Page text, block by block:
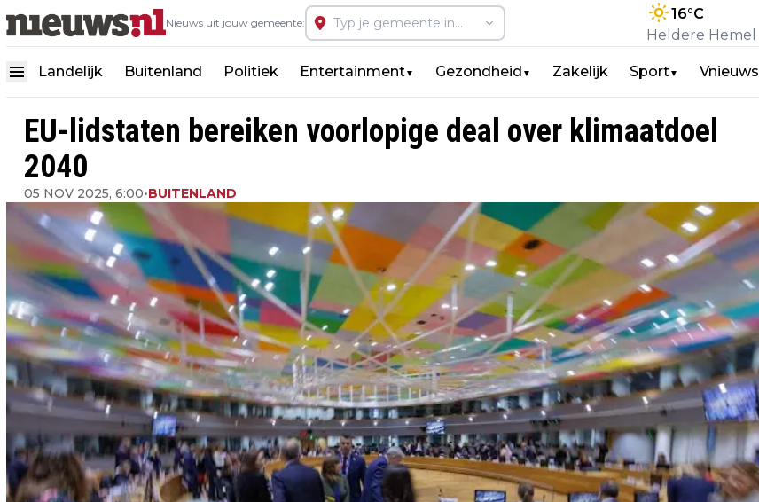
Nieuws uit jouw gemeente:
16°C
Heldere Hemel
Landelijk Buitenland Politiek Entertainment▼ Gezondheid ▼ Zakelijk Sport▼ Vnieuws
EU-lidstaten bereiken voorlopige deal over klimaatdoel
2040
05 NOV 2025, 6:00•BUITENLAND